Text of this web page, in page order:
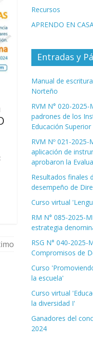
Recursos
APRENDO EN
Entradas y
Manual de
Norteño
RVM N° 020-
padrones de los
Educación Superior
RVM Nº 021-
aplicación de
aprobaron la
Resultados finales
desempeño de
Curso virtual
RM N° 085-2025-
estrategia
RSG N° 040-2025-
Compromisos de
Curso
la escuela'
Curso virtual
la diversidad I'
Ganadores del
2024